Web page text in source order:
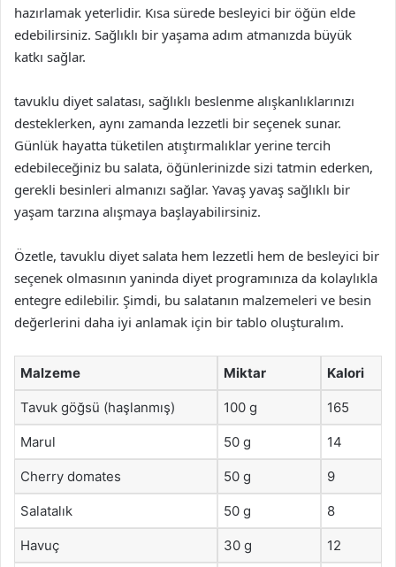
hazırlamak yeterlidir. Kısa sürede besleyici bir öğün elde
edebilirsiniz. Sağlıklı bir yaşama adım atmanızda büyük
katkı sağlar.
tavuklu diyet salatası, sağlıklı beslenme alışkanlıklarınızı
desteklerken, aynı zamanda lezzetli bir seçenek sunar.
Günlük hayatta tüketilen atıştırmalıklar yerine tercih
edebileceğiniz bu salata, öğünlerinizde sizi tatmin ederken,
gerekli besinleri almanızı sağlar. Yavaş yavaş sağlıklı bir
yaşam tarzına alışmaya başlayabilirsiniz.
Özetle, tavuklu diyet salata hem lezzetli hem de besleyici bir
seçenek olmasının yaninda diyet programınıza da kolaylıkla
entegre edilebilir. Şimdi, bu salatanın malzemeleri ve besin
değerlerini daha iyi anlamak için bir tablo oluşturalım.
Malzeme Miktar Kalori
Tavuk göğsü (haşlanmış) 100 g 165
Marul 50 g 14
Cherry domates 50 g 9
Salatalık 50 g 8
Havuç 30 g 12